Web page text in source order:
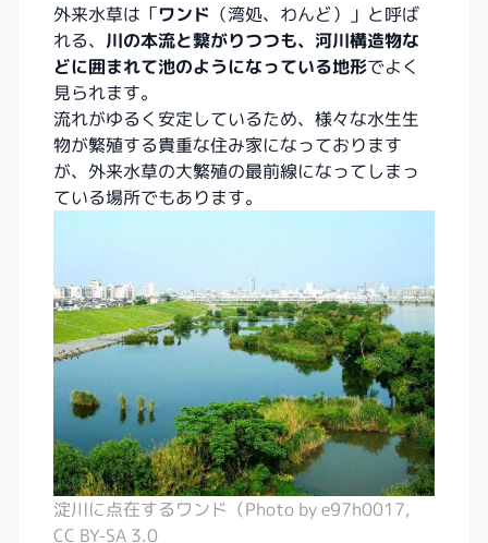
外来水草は「ワンド （湾処、わんど）」と呼ば
れる、 川の本流と繋がりつつも、河川構造物な
どに囲まれて池のようになっている地形でよく
見られます。
流れがゆるく安定しているため、様々な水生生
物が繁殖する貴重な住み家になっております
が、外来水草の大繁殖の最前線になってしまっ
ている場所でもあります。
淀川に点在するワンド（Photo by e97h0017,
CC BY-SA 3.0